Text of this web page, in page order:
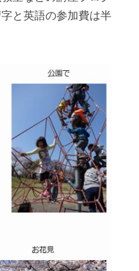
と英語の参加費は半